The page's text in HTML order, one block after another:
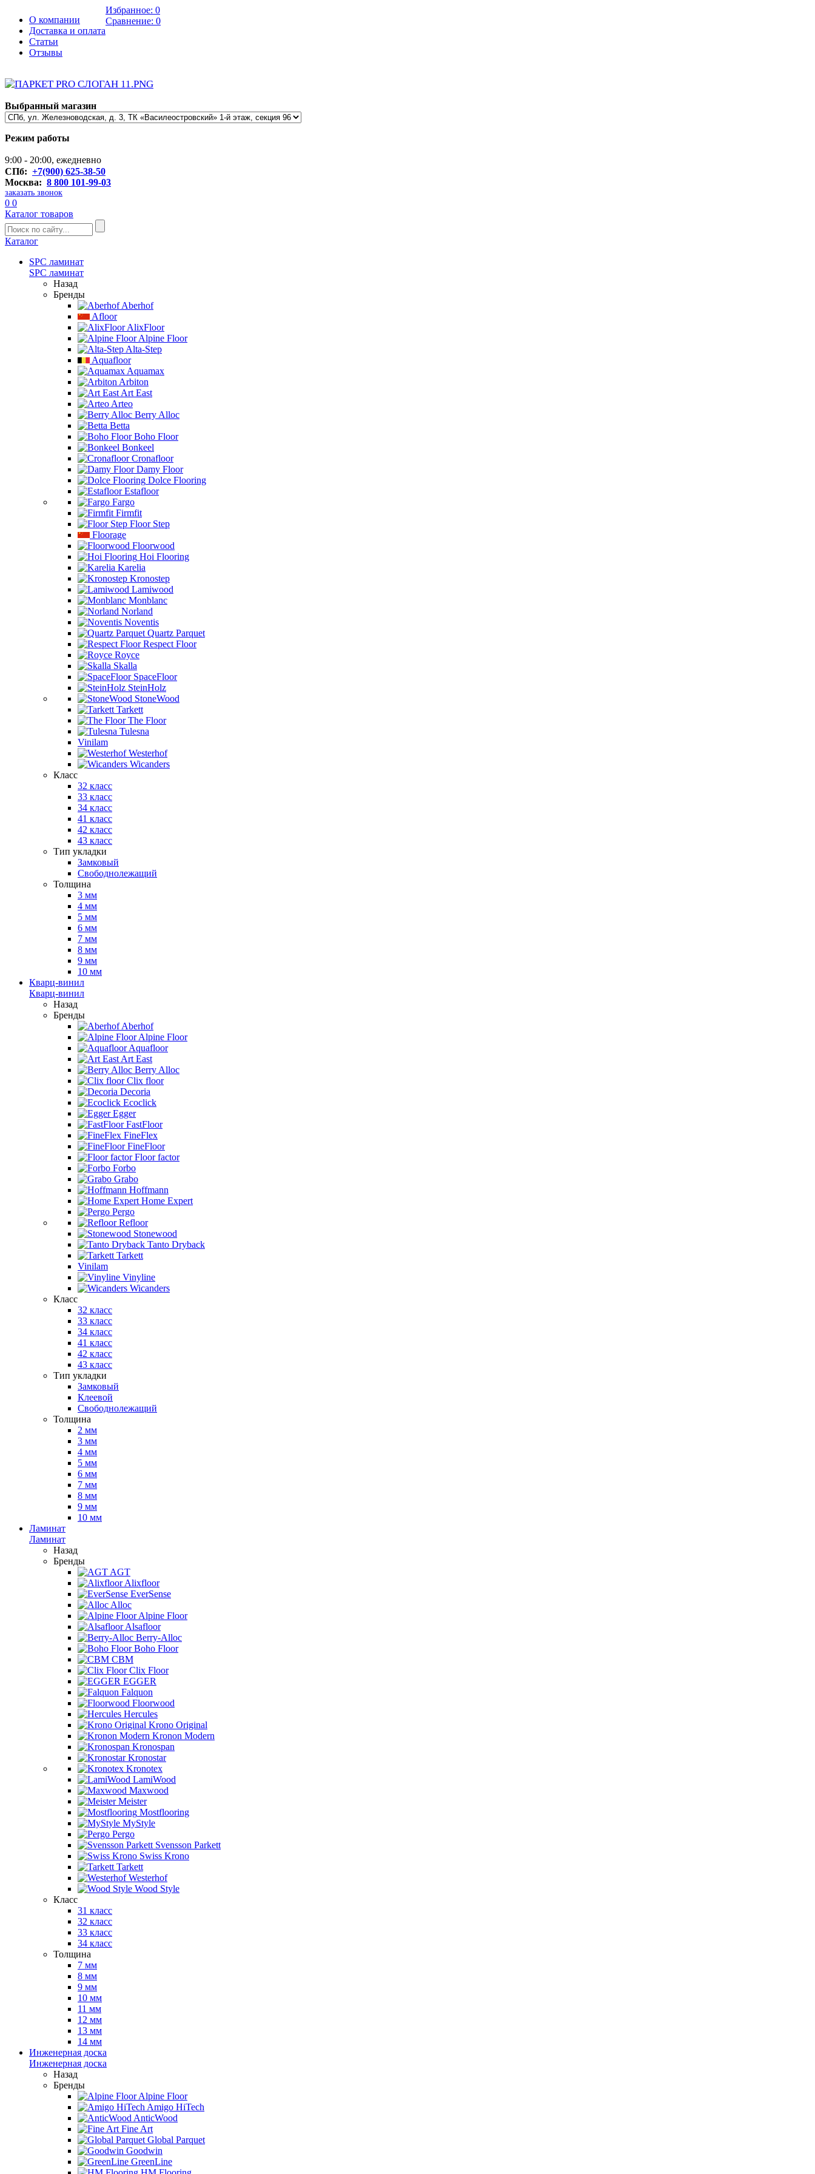
О компании
Доставка и оплата
Статьи
Отзывы
Избранное: 0
Сравнение: 0
Выбранный магазин
Режим работы
9:00 - 20:00, ежедневно
СПб: +7(900) 625-38-50
Москва: 8 800 101-99-03
заказать звонок
0 0
Каталог товаров
Каталог
SPC ламинат
SPC ламинат
Назад
Бренды
Aberhof
Afloor
AlixFloor
Alpine Floor
Alta-Step
Aquafloor
Aquamax
Arbiton
Art East
Arteo
Berry Alloc
Betta
Boho Floor
Bonkeel
Cronafloor
Damy Floor
Dolce Flooring
Estafloor
Fargo
Firmfit
Floor Step
Floorage
Floorwood
Hoi Flooring
Karelia
Kronostep
Lamiwood
Monblanc
Norland
Noventis
Quartz Parquet
Respect Floor
Royce
Skalla
SpaceFloor
SteinHolz
StoneWood
Tarkett
The Floor
Tulesna
Vinilam
Westerhof
Wicanders
Класс
32 класс
33 класс
34 класс
41 класс
42 класс
43 класс
Тип укладки
Замковый
Свободнолежащий
Толщина
3 мм
4 мм
5 мм
6 мм
7 мм
8 мм
9 мм
10 мм
Кварц-винил
Кварц-винил
Назад
Бренды
Aberhof
Alpine Floor
Aquafloor
Art East
Berry Alloc
Clix floor
Decoria
Ecoclick
Egger
FastFloor
FineFlex
FineFloor
Floor factor
Forbo
Grabo
Hoffmann
Home Expert
Pergo
Refloor
Stonewood
Tanto Dryback
Tarkett
Vinilam
Vinyline
Wicanders
Класс
32 класс
33 класс
34 класс
41 класс
42 класс
43 класс
Тип укладки
Замковый
Клеевой
Свободнолежащий
Толщина
2 мм
3 мм
4 мм
5 мм
6 мм
7 мм
8 мм
9 мм
10 мм
Ламинат
Ламинат
Назад
Бренды
AGT
Alixfloor
EverSense
Alloc
Alpine Floor
Alsafloor
Berry-Alloc
Boho Floor
CBM
Clix Floor
EGGER
Falquon
Floorwood
Hercules
Krono Original
Kronon Modern
Kronospan
Kronostar
Kronotex
LamiWood
Maxwood
Meister
Mostflooring
MyStyle
Pergo
Svensson Parkett
Swiss Krono
Tarkett
Westerhof
Wood Style
Класс
31 класс
32 класс
33 класс
34 класс
Толщина
7 мм
8 мм
9 мм
10 мм
11 мм
12 мм
13 мм
14 мм
Инженерная доска
Инженерная доска
Назад
Бренды
Alpine Floor
Amigo HiTech
AnticWood
Fine Art
Global Parquet
Goodwin
GreenLine